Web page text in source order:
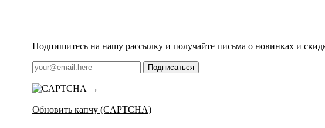
Подпишитесь на нашу рассылку и получайте письма о новинках и
Подписаться
→
Обновить капчу (CAPTCHA)